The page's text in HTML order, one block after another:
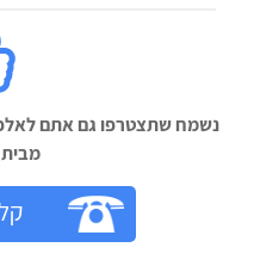
נשמח שתצטרפו גם אתם
מבית